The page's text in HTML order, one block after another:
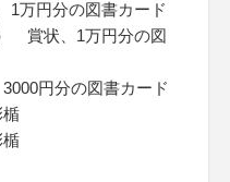
万円分の図書カード
賞状、1万円分の図
円分の図書カード